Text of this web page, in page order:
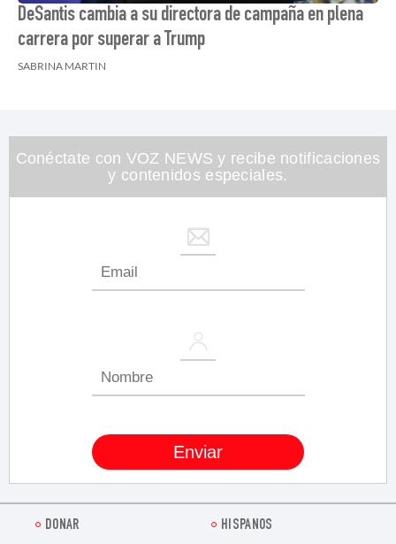
DeSantis cambia a su directora de campaña en plena
carrera por superar a Trump
SABRINA MARTIN
Conéctate con VOZ NEWS y recibe notificaciones
y contenidos especiales.
DONAR
HISPANOS